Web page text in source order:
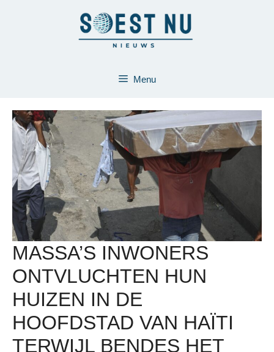
Menu
MASSA’S INWONERS
ONTVLUCHTEN HUN
HUIZEN IN DE
HOOFDSTAD VAN HAÏTI
TERWIJL BENDES HET